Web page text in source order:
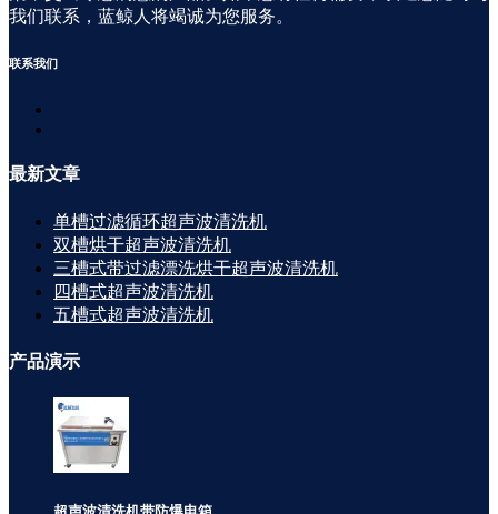
我们联系，蓝鲸人将竭诚为您服务。
联系我们
最新文章
单槽过滤循环超声波清洗机
双槽烘干超声波清洗机
三槽式带过滤漂洗烘干超声波清洗机
四槽式超声波清洗机
五槽式超声波清洗机
产品演示